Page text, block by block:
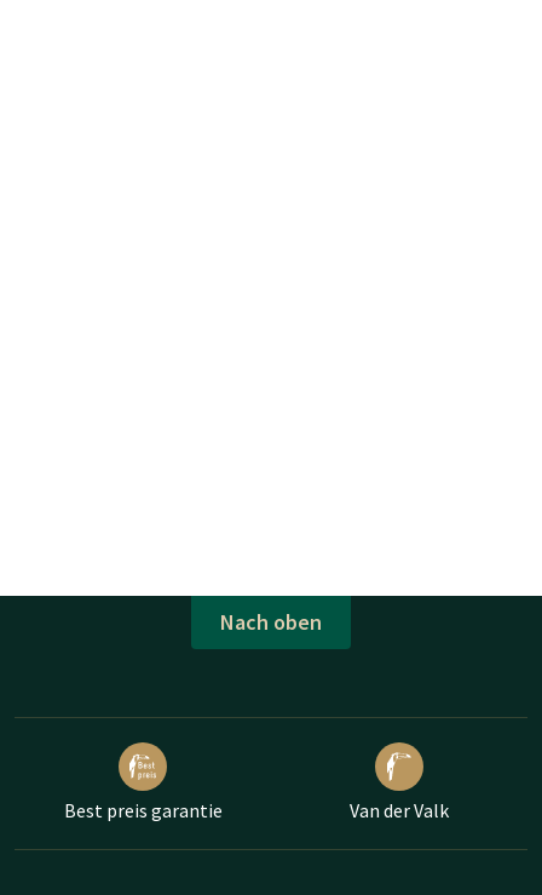
Nach oben
Best preis garantie Van der Valk